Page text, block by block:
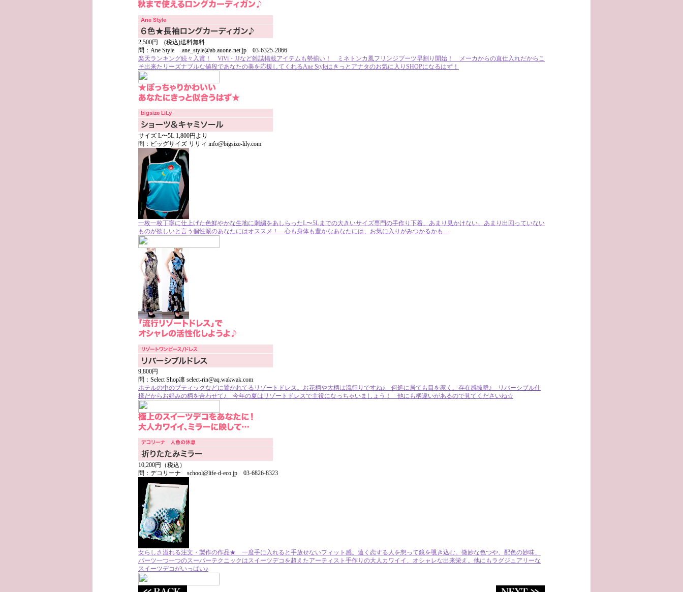
2,500円 (税込)送料無料
問：Ane Style ane_style@ab.auone-net.jp 03-6325-2866
楽天ランキング続々入賞！ ViVi・JJなど雑誌掲載アイテムも勢揃い！ ミネトンカ風フリンジブーツ早割り開始！ メーカからの直仕入れだからこ
そ出来たリーズナブルな値段であなたの美を応援してくれるAne Styleはきっとアナタのお気に入りSHOPになるはず！
サイズ L〜5L 1,800円より
問：ビッグサイズ リリィ info@bigsize-lily.com
一枚一枚丁寧に仕上げた色鮮やかな生地に刺繍をあしらったL〜5Lまでの大きいサイズ専門の手作り下着、あまり見かけない、あまり出回っていない
ものが欲しいと言う個性派のあなたにはオススメ！ 心も身体も豊かなあなたには、お気に入りがみつかるかも…
9,800円
問：Select Shop凛 select-rin@aq.wakwak.com
ホテルの中のブティックなどに置かれてるリゾートドレス。お花柄や大柄は流行りですね♪ 何処に居ても目を惹く、存在感抜群♪ リバーシブル仕
様だからお好みの柄を合わせて♪ 今年の夏はリゾートドレスで主役になっちゃいましょう！ 他にも柄違いがあるので見てくださいね☆
10,200円（税込）
問：デコリーナ school@life-d-eco.jp 03-6826-8323
女らしさ溢れる注文・製作の作品★ 一度手に入れると手放せないフィット感。遠く恋する人を想って鏡を覗き込む。微妙な色つや、配色の妙味、
パーツ一つ一つのスーパーテクニックはスイーツデコを超えたアーティスト手作りの大人カワイイ、オシャレな出来栄え。他にもラグジュアリーな
スイーツデコがいっぱい♪